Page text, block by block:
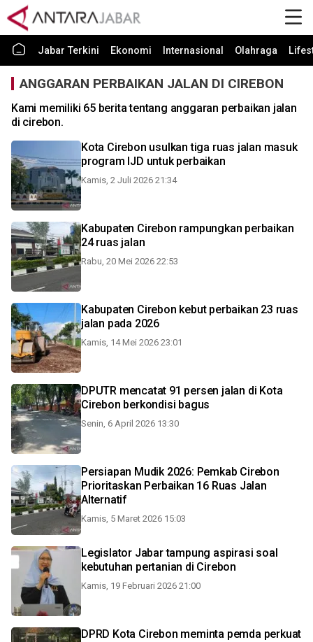
Jabar Terkini Ekonomi Internasional Olahraga
ANGGARAN PERBAIKAN JALAN DI CIREBON
Kami memiliki 65 berita tentang anggaran perbaikan jalan
di cirebon.
Kota Cirebon usulkan tiga ruas jalan masuk
program IJD untuk perbaikan
Kamis, 2 Juli 2026 21:34
Kabupaten Cirebon rampungkan perbaikan
24 ruas jalan
Rabu, 20 Mei 2026 22:53
Kabupaten Cirebon kebut perbaikan 23 ruas
jalan pada 2026
Kamis, 14 Mei 2026 23:01
DPUTR mencatat 91 persen jalan di Kota
Cirebon berkondisi bagus
Senin, 6 April 2026 13:30
Persiapan Mudik 2026: Pemkab Cirebon
Prioritaskan Perbaikan 16 Ruas Jalan
Alternatif
Kamis, 5 Maret 2026 15:03
Legislator Jabar tampung aspirasi soal
kebutuhan pertanian di Cirebon
Kamis, 19 Februari 2026 21:00
DPRD Kota Cirebon meminta pemda perkuat